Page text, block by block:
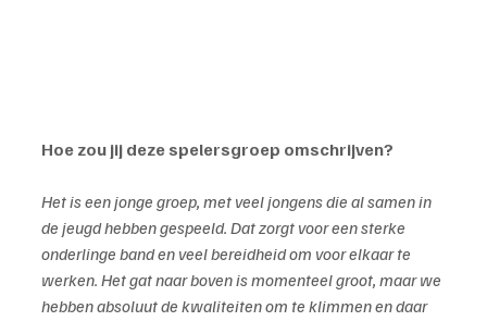
Hoe zou jij deze spelersgroep omschrijven?
Het is een jonge groep, met veel jongens die al samen in
de jeugd hebben gespeeld. Dat zorgt voor een sterke
onderlinge band en veel bereidheid om voor elkaar te
werken. Het gat naar boven is momenteel groot, maar we
hebben absoluut de kwaliteiten om te klimmen en daar